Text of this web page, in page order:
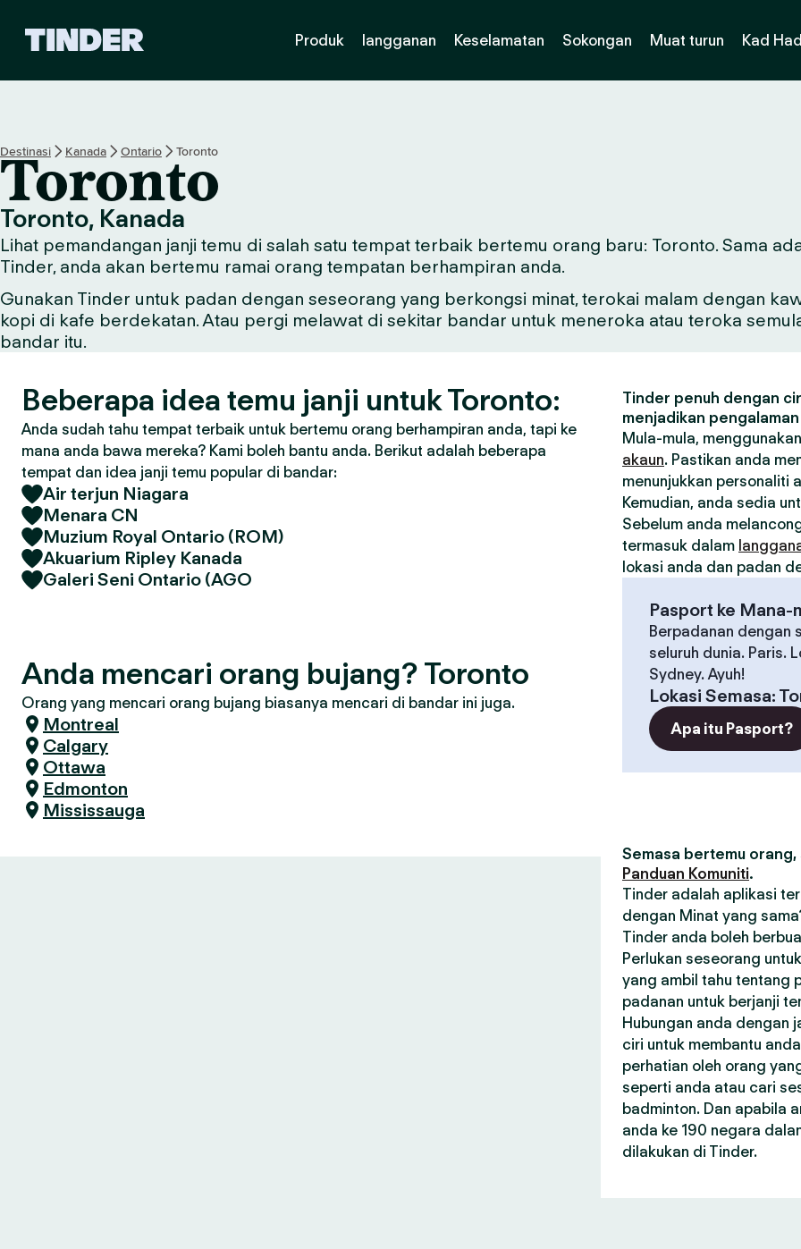
n
U
m
a
T
n
d
Produk langganan Keselamatan Sokongan Muat turun Kad
Destinasi Kanada Ontario Toronto
Toronto
Toronto, Kanada
Lihat pemandangan janji temu di salah satu tempat terbaik bertemu orang baru: Toronto. Sama
Tinder, anda akan bertemu ramai orang tempatan berhampiran anda.
Gunakan Tinder untuk padan dengan seseorang yang berkongsi minat, terokai malam dengan
kopi di kafe berdekatan. Atau pergi melawat di sekitar bandar untuk meneroka atau teroka
bandar itu.
Beberapa idea temu janji untuk Toronto:
Anda sudah tahu tempat terbaik untuk bertemu orang berhampiran anda, tapi ke
mana anda bawa mereka? Kami boleh bantu anda. Berikut adalah beberapa
tempat dan idea janji temu popular di bandar:
Air terjun Niagara
Menara CN
Muzium Royal Ontario (ROM)
Akuarium Ripley Kanada
Galeri Seni Ontario (AGO
Anda mencari orang bujang? Toronto
Orang yang mencari orang bujang biasanya mencari di bandar ini juga.
Montreal
Calgary
Ottawa
Edmonton
Mississauga
Tinder penuh dengan
menjadikan
Mula-mula,
akaun. Pastikan anda
menunjukkan personaliti
Kemudian, anda sedia
Sebelum anda
termasuk dalam
lokasi anda dan padan
Pasport ke Mana-
Berpadanan dengan
seluruh dunia. Paris.
Sydney. Ayuh!
Lokasi Semasa:
Apa itu Pasport?
Semasa bertemu
Panduan Komuniti.
Tinder adalah aplikasi
dengan Minat yang
Tinder anda boleh
Perlukan seseorang
yang ambil tahu tentang
padanan untuk berjanji
Hubungan anda dengan
ciri untuk membantu
perhatian oleh orang
seperti anda atau cari
badminton. Dan apabila
anda ke 190 negara
dilakukan di Tinder.